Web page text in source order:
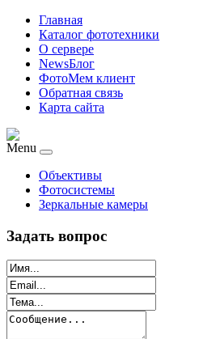
Главная
Каталог фототехники
О сервере
NewsБлог
ФотоМем клиент
Обратная связь
Карта сайта
Menu
Объективы
Фотосистемы
Зеркальные камеры
Задать вопрос